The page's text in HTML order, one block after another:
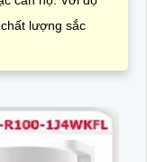
lượng sắc